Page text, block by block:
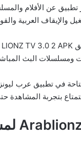
عن الأفلام
والإيقاف العربية
ومسلسلات البث
في تطبيق عرب
بتجربة المشاهدة